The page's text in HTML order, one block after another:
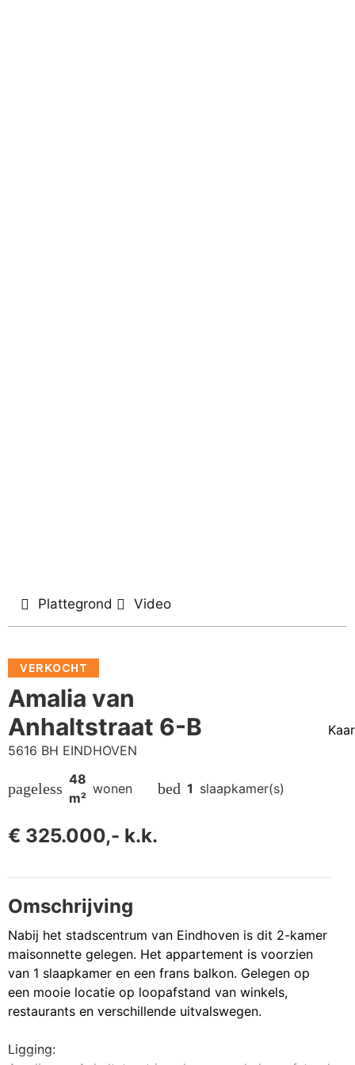
Plattegrond Video
VERKOCHT
Amalia van
Anhaltstraat 6-B
5616 BH EINDHOVEN
pageless
48
m²
wonen bed 1 slaapkamer(s)
€ 325.000,- k.k.
Omschrijving
Nabij het stadscentrum van Eindhoven is dit 2-kamer
maisonnette gelegen. Het appartement is voorzien
van 1 slaapkamer en een frans balkon. Gelegen op
een mooie locatie op loopafstand van winkels,
restaurants en verschillende uitvalswegen.
Ligging: